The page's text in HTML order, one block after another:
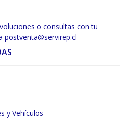
o consultas con tu
postventa@servirep.cl
y Vehículos